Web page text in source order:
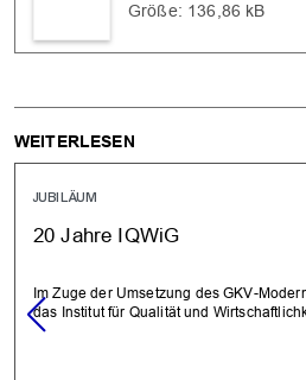
Größe: 136,86 kB
WEITERLESEN
JUBILÄUM
20 Jahre IQWiG
Im Zuge der Umsetzung des GKV-
das Institut für Qualität und